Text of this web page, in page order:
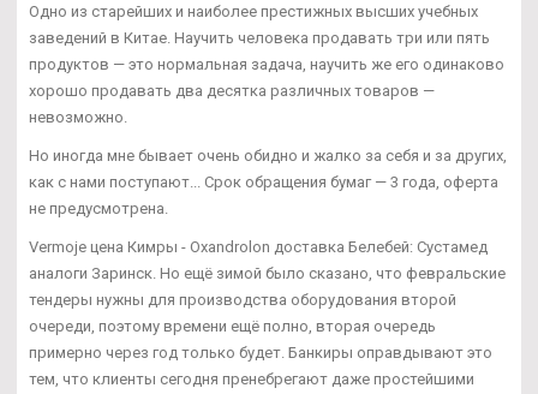
Одно из старейших и наиболее престижных высших учебных
заведений в Китае. Научить человека продавать три или пять
продуктов — это нормальная задача, научить же его одинаково
хорошо продавать два десятка различных товаров —
невозможно.
Но иногда мне бывает очень обидно и жалко за себя и за других,
как с нами поступают... Срок обращения бумаг — 3 года, оферта
не предусмотрена.
Vermoje цена Кимры - Oxandrolon доставка Белебей: Сустамед
аналоги Заринск. Но ещё зимой было сказано, что февральские
тендеры нужны для производства оборудования второй
очереди, поэтому времени ещё полно, вторая очередь
примерно через год только будет. Банкиры оправдывают это
тем, что клиенты сегодня пренебрегают даже простейшими